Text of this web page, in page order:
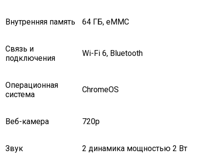
Внутренняя память 64 ГБ, eMMC
Связь и
подключения
Wi-Fi 6, Bluetooth
Операционная
система
ChromeOS
Веб-камера 720p
Звук 2 динамика мощностью 2 Вт